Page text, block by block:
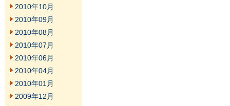
2010年10月
2010年09月
2010年08月
2010年07月
2010年06月
2010年04月
2010年01月
2009年12月